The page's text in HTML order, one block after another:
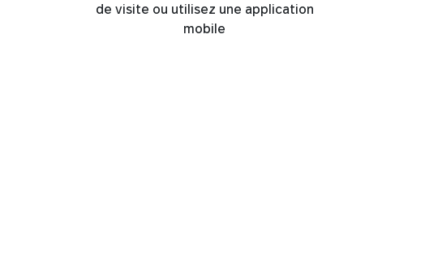
de visite ou utilisez une application
mobile